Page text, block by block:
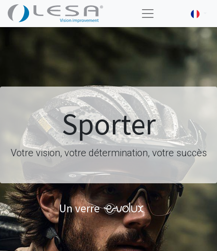
Sporter
Votre vision, votre détermination, votre succès
Un verreEvolux